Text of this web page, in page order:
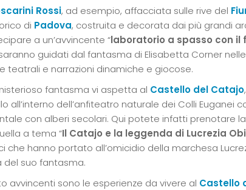
Rossi, ad esempio, affacciata sulle rive del
di Padova, costruita e decorata dai più grandi
a un’avvincente “laboratorio a spasso con il
guidati dal fantasma di Elisabetta Corner
teatrali e narrazioni dinamiche e giocose.
fantasma vi aspetta al Castello del Catajo
all’interno dell’anfiteatro naturale dei Colli Euganei
con alberi secolari. Qui potete infatti prenotare
a tema “Il Catajo e la leggenda di Lucrezia
che hanno portato all’omicidio della marchesa
del suo fantasma.
avvincenti sono le esperienze da vivere al Castello